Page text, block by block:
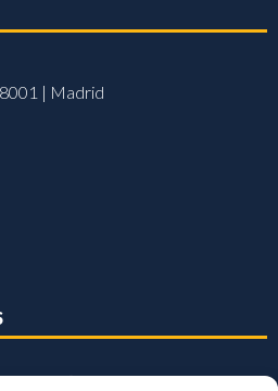
| Madrid